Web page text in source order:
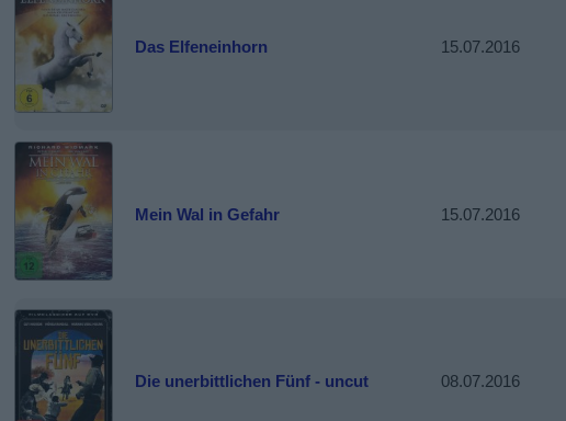
Das Elfeneinhorn 15.07.2016
Mein Wal in Gefahr 15.07.2016
Die unerbittlichen Fünf - uncut 08.07.2016